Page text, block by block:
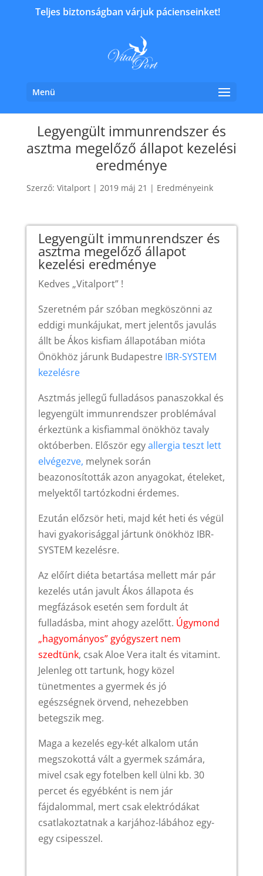
Teljes biztonságban várjuk pácienseinket!
Menü
Legyengült immunrendszer és
asztma megelőző állapot kezelési
eredménye
Szerző: Vitalport| 2019 máj 21 | Eredményeink
Legyengült immunrendszer és
asztma megelőző állapot
kezelési eredménye
Kedves „Vitalport” !
Szeretném pár szóban megköszönni az
eddigi munkájukat, mert jelentős javulás
állt be Ákos kisfiam állapotában mióta
Önökhöz járunk BudapestreIBR-SYSTEM
kezelésre
Asztmás jellegű fulladásos panaszokkal és
legyengült immunrendszer problémával
érkeztünk a kisfiammal önökhöz tavaly
októberben. Először egyallergia teszt lett
elvégezve, melynek során
beazonosították azon anyagokat, ételeket,
melyektől tartózkodni érdemes.
Ezután előzsör heti, majd két heti és végül
havi gyakorisággal jártunk önökhöz IBR-
SYSTEM kezelésre.
Az előírt diéta betartása mellett már pár
kezelés után javult Ákos állapota és
megfázások esetén sem fordult át
fulladásba, mint ahogy azelőtt. Úgymond
„hagyományos” gyógyszert nem
szedtünk, csak Aloe Vera italt és vitamint.
Jelenleg ott tartunk, hogy közel
tünetmentes a gyermek és jó
egészségnek örvend, nehezebben
betegszik meg.
Maga a kezelés egy-két alkalom után
megszokottá vált a gyermek számára,
mivel csak egy fotelben kell ülni kb. 30
percet és egyébként is nem jár
fájdalommal, mert csak elektródákat
csatlakoztatnak a karjához-lábához egy-
egy csipesszel.